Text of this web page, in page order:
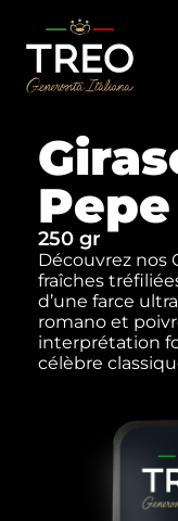
Pepe
250 gr
Découvrez nos
fraîches
d’une farce
romano et
interprétation
célèbre